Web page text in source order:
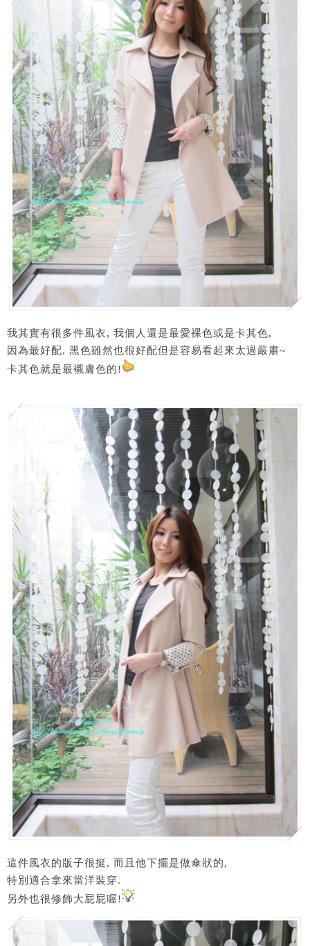
我其實有很多件風衣, 我個人還是最愛裸色或是卡其色,
因為最好配, 黑色雖然也很好配但是容易看起來太過嚴肅~
卡其色就是最襯膚色的!
這件風衣的版子很挺, 而且他下擺是做傘狀的,
特別適合拿來當洋裝穿.
另外也很修飾大屁屁喔!